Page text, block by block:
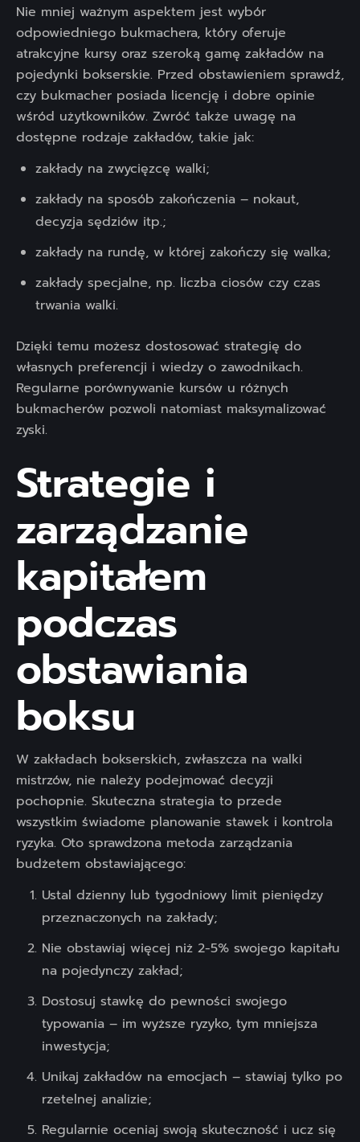
Nie mniej ważnym aspektem jest wybór
odpowiedniego bukmachera, który oferuje
atrakcyjne kursy oraz szeroką gamę zakładów na
pojedynki bokserskie. Przed obstawieniem sprawdź,
czy bukmacher posiada licencję i dobre opinie
wśród użytkowników. Zwróć także uwagę na
dostępne rodzaje zakładów, takie jak:
zakłady na zwycięzcę walki;
zakłady na sposób zakończenia – nokaut,
decyzja sędziów itp.;
zakłady na rundę, w której zakończy się walka;
zakłady specjalne, np. liczba ciosów czy czas
trwania walki.
Dzięki temu możesz dostosować strategię do
własnych preferencji i wiedzy o zawodnikach.
Regularne porównywanie kursów u różnych
bukmacherów pozwoli natomiast maksymalizować
zyski.
Strategie i
zarządzanie
kapitałem
podczas
obstawiania
boksu
W zakładach bokserskich, zwłaszcza na walki
mistrzów, nie należy podejmować decyzji
pochopnie. Skuteczna strategia to przede
wszystkim świadome planowanie stawek i kontrola
ryzyka. Oto sprawdzona metoda zarządzania
budżetem obstawiającego:
Ustal dzienny lub tygodniowy limit pieniędzy
przeznaczonych na zakłady;
Nie obstawiaj więcej niż 2-5% swojego kapitału
na pojedynczy zakład;
Dostosuj stawkę do pewności swojego
typowania – im wyższe ryzyko, tym mniejsza
inwestycja;
Unikaj zakładów na emocjach – stawiaj tylko po
rzetelnej analizie;
Regularnie oceniaj swoją skuteczność i ucz się